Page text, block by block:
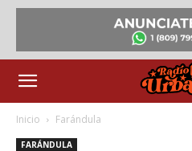
Inicio Farándula
FARÁNDULA